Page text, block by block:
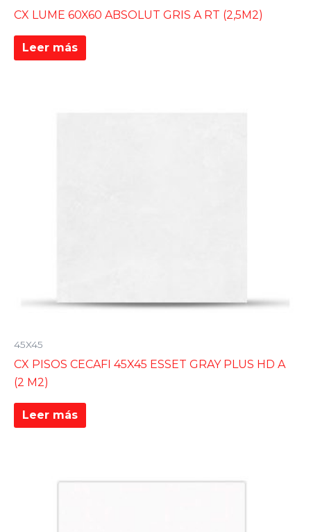
CX LUME 60X60 ABSOLUT GRIS A RT (2,5M2)
Leer más
45X45
CX PISOS CECAFI 45X45 ESSET GRAY PLUS HD A
(2 M2)
Leer más